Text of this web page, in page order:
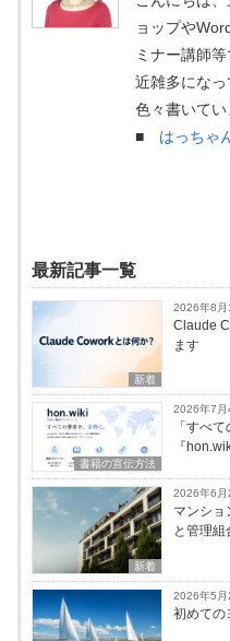
ョップや
ミナー講師
近雑多にな
色々書いてい
■ はっちゃ
最新記事一覧
新着
2026年8月
Claude
ます
書籍の宣伝方法
2026年7月
「すべ
『
新着
2026年6月
マンショ
と管理組
2026年5月
初めての